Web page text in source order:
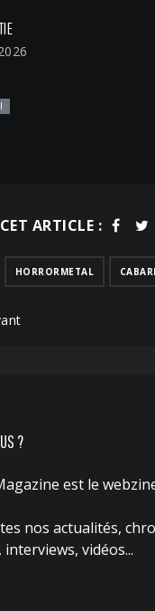
ARTICLE :
HORRORMETAL
?
est le
nos actualités,
vidéos...